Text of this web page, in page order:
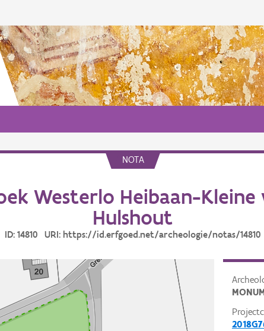
NOTA
Westerlo Heibaan-
Hulshout
ID: 14810 URI: https://id.erfgoed.net/archeologie/notas/14810